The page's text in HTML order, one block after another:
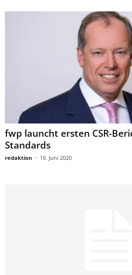
fwp launcht ersten CSR-
Standards
redaktion - 19. Juni 2020